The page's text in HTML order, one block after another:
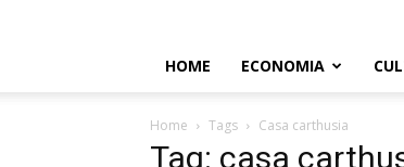
HOME ECONOMIA
Home Tags Casa carthusia
Tag: casa